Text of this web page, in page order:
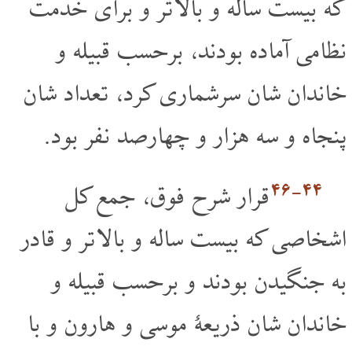
که بیست ساله و بالا تر و برای خدمت
نظامی آماده بودند، برحسب قبیله و
خاندان شان سرشماری کرد، تعداد شان
پنجاه و سه هزار و چهارصد نفر بود.
۴۴‏-۴۶
قرار شرح فوق، جمع کل
اشخاصی که بیست ساله و بالا تر و قادر
به جنگیدن بودند و برحسب قبیله و
خاندان شان ذریعۀ موسی و هارون و با